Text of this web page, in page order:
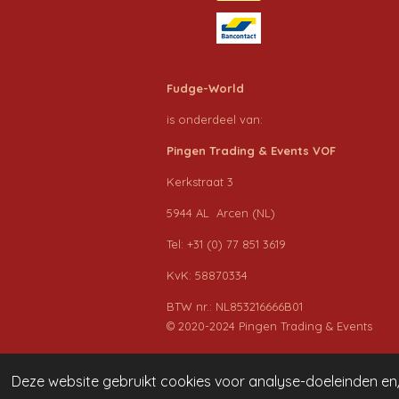
Deze website gebruikt cookies voor analyse-doeleinden
Fudge-World
is onderdeel van:
Pingen Trading & Events VOF
Kerkstraat 3
5944 AL Arcen (NL)
Tel: +31 (0) 77 851 3619
KvK: 58870334
BTW nr.: NL853216666B01
© 2020-2024 Pingen Trading & Events